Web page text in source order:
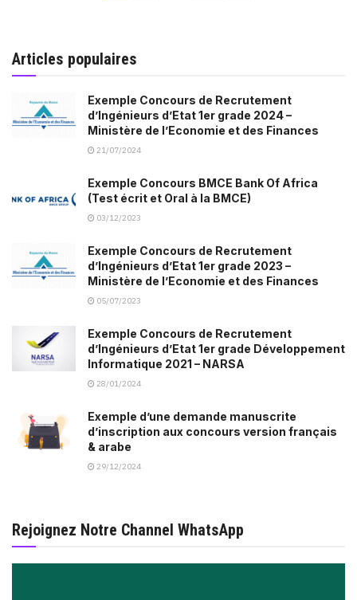
Articles populaires
Exemple Concours de Recrutement
d’Ingénieurs d’Etat 1er grade 2024 –
Ministère de l’Economie et des Finances
21/07/2024
Exemple Concours BMCE Bank Of Africa
(Test écrit et Oral à la BMCE)
03/12/2023
Exemple Concours de Recrutement
d’Ingénieurs d’Etat 1er grade 2023 –
Ministère de l’Economie et des Finances
05/07/2023
Exemple Concours de Recrutement
d’Ingénieurs d’Etat 1er grade Développement
Informatique 2021 – NARSA
28/01/2024
Exemple d’une demande manuscrite
d’inscription aux concours version français
& arabe
29/12/2024
Rejoignez Notre Channel WhatsApp